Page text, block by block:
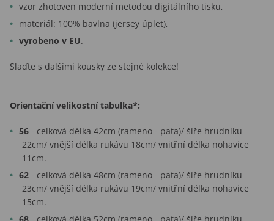
vzor zhotoven moderní metodou digitálního tisku,
materiál: 100% bavlna (jersey úplet),
vyrobeno v EU.
Slaďte s dalšími kousky ze stejné kolekce!
Orientační velikostní tabulka*:
56 - celková délka 42cm (rameno - pata)/ šíře hrudníku
22cm/ vnější délka rukávu 18cm/ vnitřní délka nohavice
11cm.
62 - celková délka 48cm (rameno - pata)/ šíře hrudníku
23cm/ vnější délka rukávu 19cm/ vnitřní délka nohavice
15cm.